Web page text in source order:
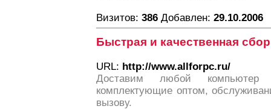
Визитов: 386 Добавлен: 29.10.2006
Быстрая и качественная
URL: http://www.allforpc.ru/
Доставим любой компьютер
комплектующие оптом,
вызову.